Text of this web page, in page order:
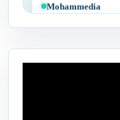
Mohammedia
Tit Mellil